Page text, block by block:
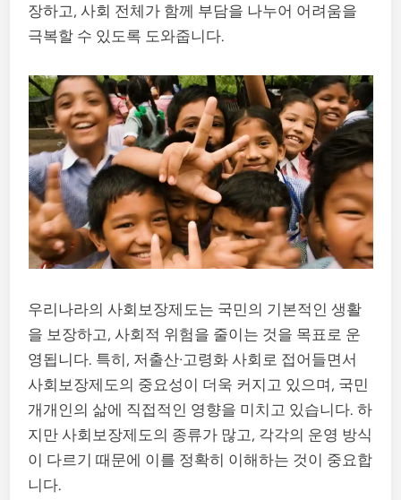
장하고, 사회 전체가 함께 부담을 나누어 어려움을
극복할 수 있도록 도와줍니다.
우리나라의 사회보장제도는 국민의 기본적인 생활
을 보장하고, 사회적 위험을 줄이는 것을 목표로 운
영됩니다. 특히, 저출산·고령화 사회로 접어들면서
사회보장제도의 중요성이 더욱 커지고 있으며, 국민
개개인의 삶에 직접적인 영향을 미치고 있습니다. 하
지만 사회보장제도의 종류가 많고, 각각의 운영 방식
이 다르기 때문에 이를 정확히 이해하는 것이 중요합
니다.